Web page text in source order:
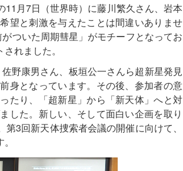
月7日（世界時）に藤川繁久さん、岩本
望と刺激を与えたことは間違いありませ
ついた周期彗星」がモチーフとなってお
れました。
野康男さん、板垣公一さんら超新星発見
身となっています。その後、参加者の意
たり、「超新星」から「新天体」へと対
した。新しい、そして面白い企画を取り
3回新天体捜索者会議の開催に向けて、